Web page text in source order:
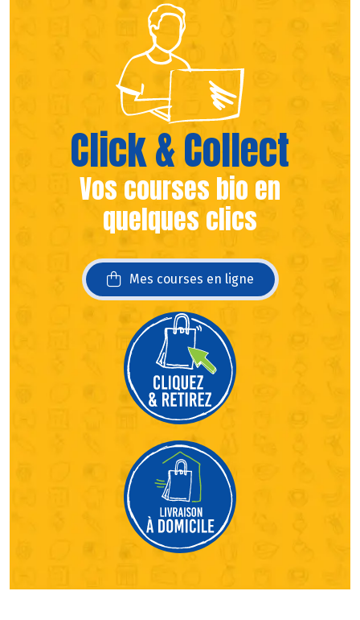
Click & Collect
Vos courses bio en
quelques clics
Mes courses en ligne